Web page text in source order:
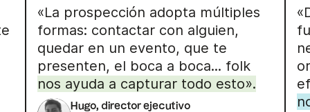
«La prospección adopta múltiples
formas: contactar con alguien,
quedar en un evento, que te
presenten, el boca a boca... folk
nos ayuda a capturar todo esto».
Hugo, director ejecutivo